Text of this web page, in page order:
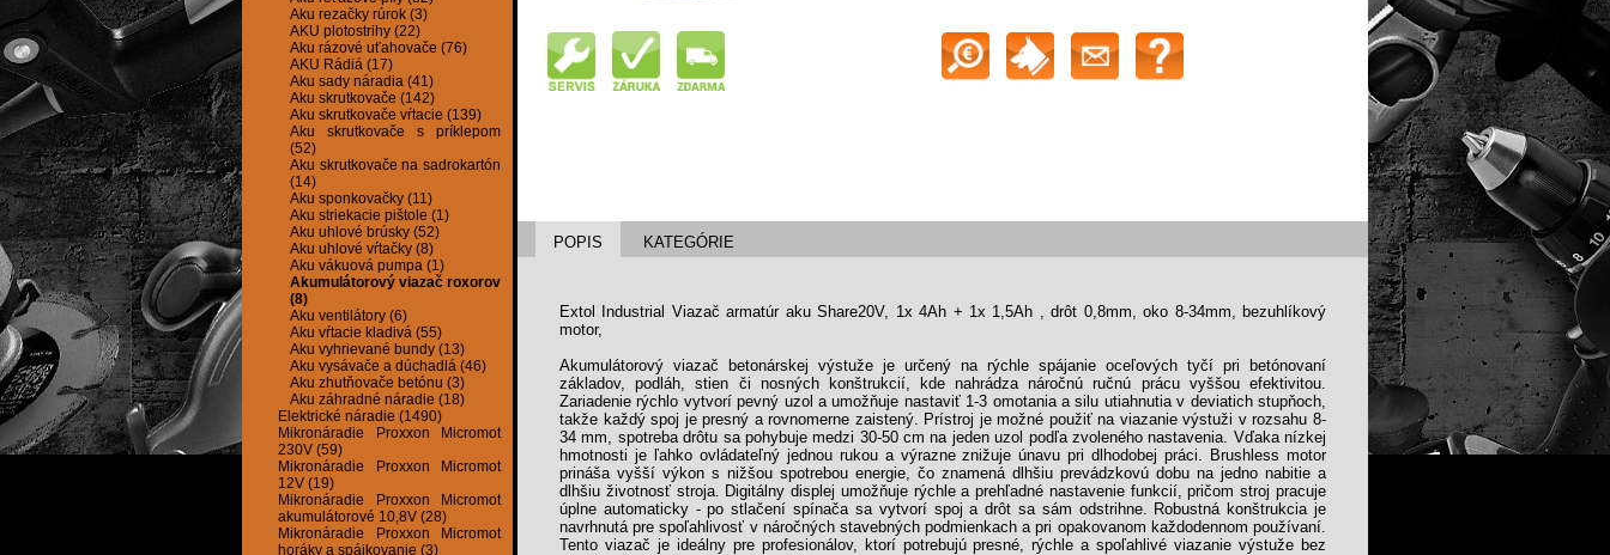
Aku rezačky rúrok (3)
AKU plotostrihy (22)
Aku rázové uťahovače (76)
AKU Rádiá (17)
Aku sady náradia (41)
Aku skrutkovače (142)
Aku skrutkovače vŕtacie (139)
Aku skrutkovače s príklepom
(52)
Aku skrutkovače na sadrokartón
(14)
Aku sponkovačky (11)
Aku striekacie pištole (1)
Aku uhlové brúsky (52)
Aku uhlové vŕtačky (8)
Aku vákuová pumpa (1)
Akumulátorový viazač roxorov
(8)
Aku ventilátory (6)
Aku vŕtacie kladivá (55)
Aku vyhrievané bundy (13)
Aku vysávače a dúchadlá (46)
Aku zhutňovače betónu (3)
Aku záhradné náradie (18)
Elektrické náradie (1490)
Mikronáradie Proxxon Micromot
230V (59)
Mikronáradie Proxxon Micromot
12V (19)
Mikronáradie Proxxon Micromot
akumulátorové 10,8V (28)
Mikronáradie Proxxon Micromot
horáky a spájkovanie (3)
POPIS KATEGÓRIE
Extol Industrial Viazač armatúr aku Share20V, 1x 4Ah + 1x 1,5Ah , drôt 0,8mm, oko 8-34mm, bezuhlíkový
motor,
Akumulátorový viazač betonárskej výstuže je určený na rýchle spájanie oceľových tyčí pri betónovaní
základov, podláh, stien či nosných konštrukcií, kde nahrádza náročnú ručnú prácu vyššou efektivitou.
Zariadenie rýchlo vytvorí pevný uzol a umožňuje nastaviť 1-3 omotania a silu utiahnutia v deviatich stupňoch,
takže každý spoj je presný a rovnomerne zaistený. Prístroj je možné použiť na viazanie výstuži v rozsahu 8-
34 mm, spotreba drôtu sa pohybuje medzi 30-50 cm na jeden uzol podľa zvoleného nastavenia. Vďaka nízkej
hmotnosti je ľahko ovládateľný jednou rukou a výrazne znižuje únavu pri dlhodobej práci. Brushless motor
prináša vyšší výkon s nižšou spotrebou energie, čo znamená dlhšiu prevádzkovú dobu na jedno nabitie a
dlhšiu životnosť stroja. Digitálny displej umožňuje rýchle a prehľadné nastavenie funkcií, pričom stroj pracuje
úplne automaticky - po stlačení spínača sa vytvorí spoj a drôt sa sám odstrihne. Robustná konštrukcia je
navrhnutá pre spoľahlivosť v náročných stavebných podmienkach a pri opakovanom každodennom používaní.
Tento viazač je ideálny pre profesionálov, ktorí potrebujú presné, rýchle a spoľahlivé viazanie výstuže bez